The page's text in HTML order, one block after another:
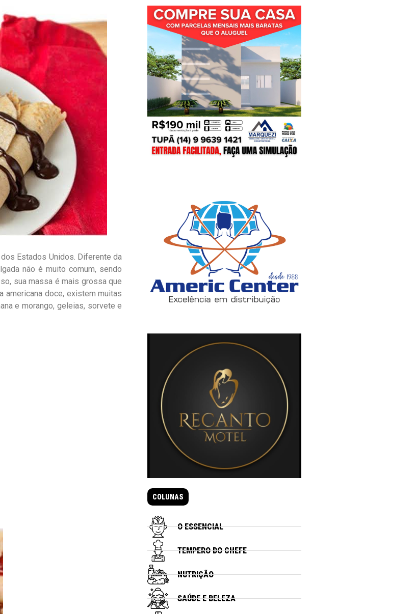
Estados Unidos. Diferente da
não é muito comum, sendo
sua massa é mais grossa que
americana doce, existem muitas
e morango, geleias, sorvete e
COLUNAS
O ESSENCIAL
TEMPERO DO CHEFE
NUTRIÇÃO
SAÚDE E BELEZA